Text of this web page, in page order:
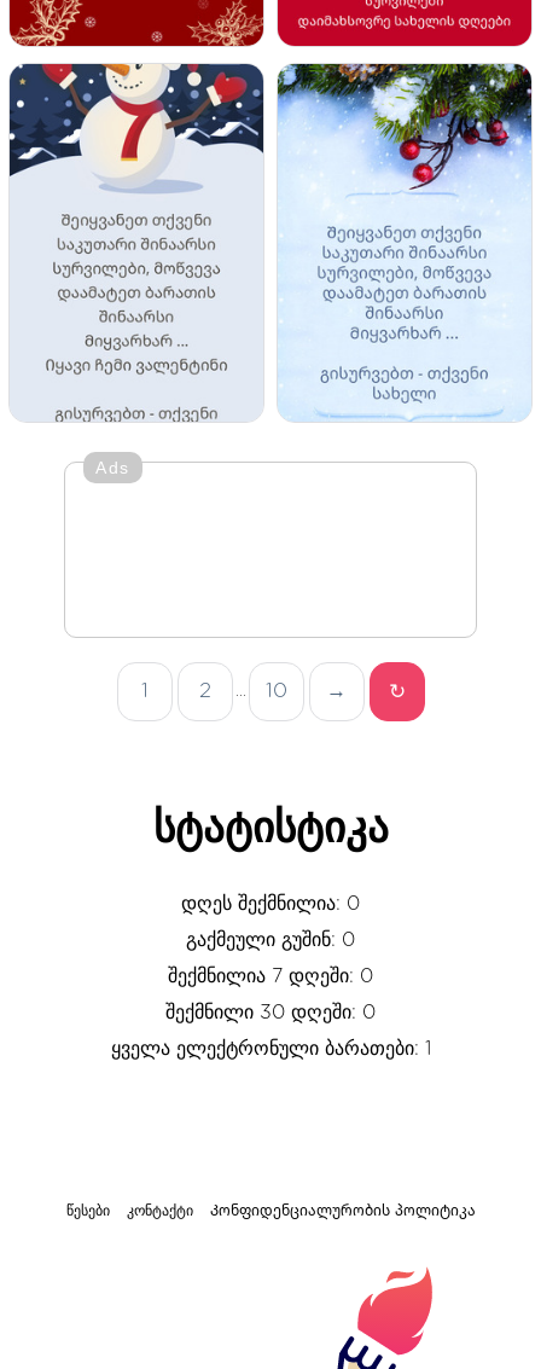
Ads
1 2 10 → ↻
სტატისტიკა
დღეს შექმნილია: 0
გაქმეული გუშინ: 0
შექმნილია 7 დღეში: 0
შექმნილი 30 დღეში: 0
ყველა ელექტრონული ბარათები: 1
წესები კონტაქტი Კონფიდენციალურობის პოლიტიკა